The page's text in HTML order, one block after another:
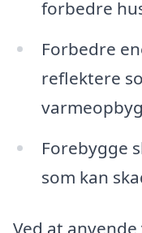
forbedre
Forbedre
reflektere
Forebygge
som kan